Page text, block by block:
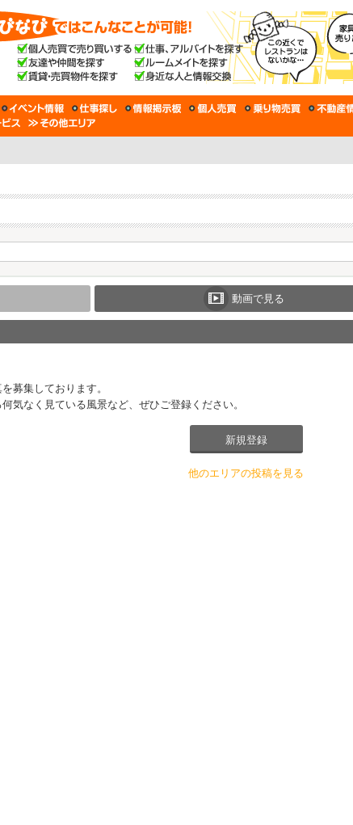
動画で見る
募集しております。
気なく見ている風景など、ぜひご登録ください。
新規登録
他のエリアの投稿を見る